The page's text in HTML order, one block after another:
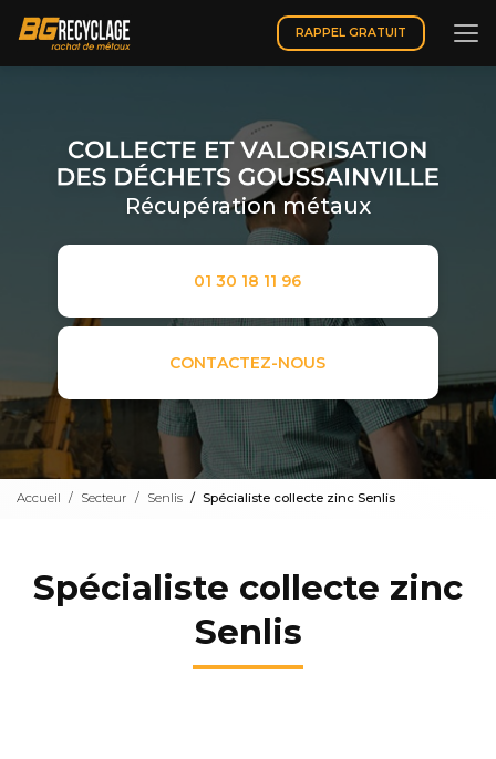
contenu
principal
RAPPEL GRATUIT
Récupération métaux
01 30 18 11 96
CONTACTEZ-NOUS
Accueil Secteur Senlis Spécialiste collecte zinc Senlis
Spécialiste collecte zinc
Senlis